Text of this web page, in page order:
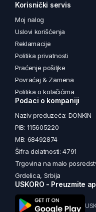
Korisnički servis
Moj nalog
Uslovi korišćenja
Reklamacije
Politika privatnosti
Praćenje pošiljke
Povraćaj & Zamena
Politika o kolačićima
Podaci o kompaniji
Naziv preduzeća: DONKIN
PIB: 115605220
MB: 68492874
Šifra delatnosti: 4791
Trgovina na malo
Grdelica, Srbija
USKORO - Preuzmite